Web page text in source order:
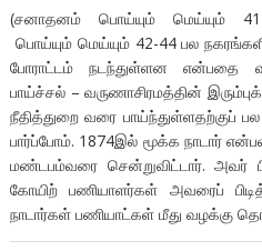
(சனாதனம் பொய்யும் மெய்யும்
பொய்யும் மெய்யும் 42-44 பல
போராட்டம் நடந்துள்ளன என்பதை
பாய்ச்சல் – வருணாசிரமத்தின்
நீதித்துறை வரை பாய்ந்துள்ளதற்குப்
பார்ப்போம். 1874இல் மூக்க நாடார்
மண்டபம்வரை சென்றுவிட்டார். அவர்
கோயிற் பணியாளர்கள் அவரைப்
நாடார்கள் பணியாட்கள் மீது வழக்கு